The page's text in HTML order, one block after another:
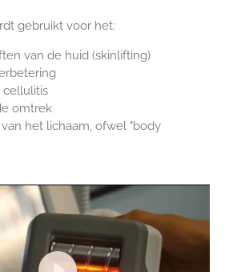
gebruikt voor het:
van de huid (skinlifting)
cellulitis
omtrek
het lichaam, ofwel "body